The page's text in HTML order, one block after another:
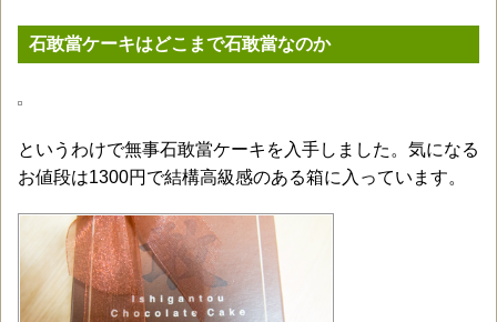
石敢當ケーキはどこまで石敢當なのか
というわけで無事石敢當ケーキを入手しました。気になる
お値段は1300円で結構高級感のある箱に入っています。